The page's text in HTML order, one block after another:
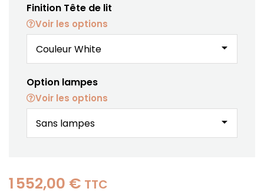
Finition Tête de lit
Voir les options
arrow_drop_down
Option lampes
Voir les options
arrow_drop_down
1 552,00 € TTC